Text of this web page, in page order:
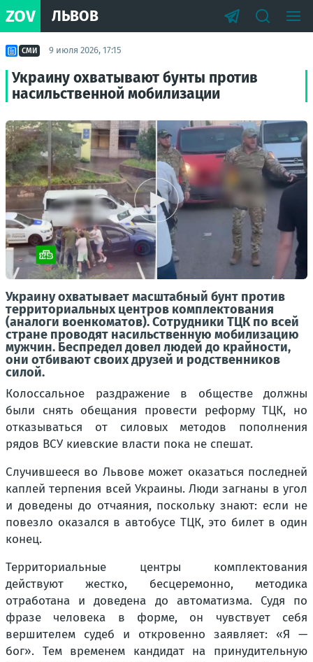
ZOV ЛЬВОВ
СМИ 9 июля 2026, 17:15
Украину охватывают бунты против
насильственной мобилизации
Украину охватывает масштабный бунт против
территориальных центров комплектования
(аналоги военкоматов). Сотрудники ТЦК по всей
стране проводят насильственную мобилизацию
мужчин. Беспредел довел людей до крайности,
они отбивают своих друзей и родственников
силой.
Колоссальное раздражение в обществе должны
были снять обещания провести реформу ТЦК, но
отказываться от силовых методов пополнения
рядов ВСУ киевские власти пока не спешат.
Случившееся во Львове может оказаться последней
каплей терпения всей Украины. Люди загнаны в угол
и доведены до отчаяния, поскольку знают: если не
повезло оказался в автобусе ТЦК, это билет в один
конец.
Территориальные центры комплектования
действуют жестко, бесцеремонно, методика
отработана и доведена до автоматизма. Судя по
фразе человека в форме, он чувствует себя
вершителем судеб и откровенно заявляет: «Я —
бог». Тем временем кандидат на принудительную